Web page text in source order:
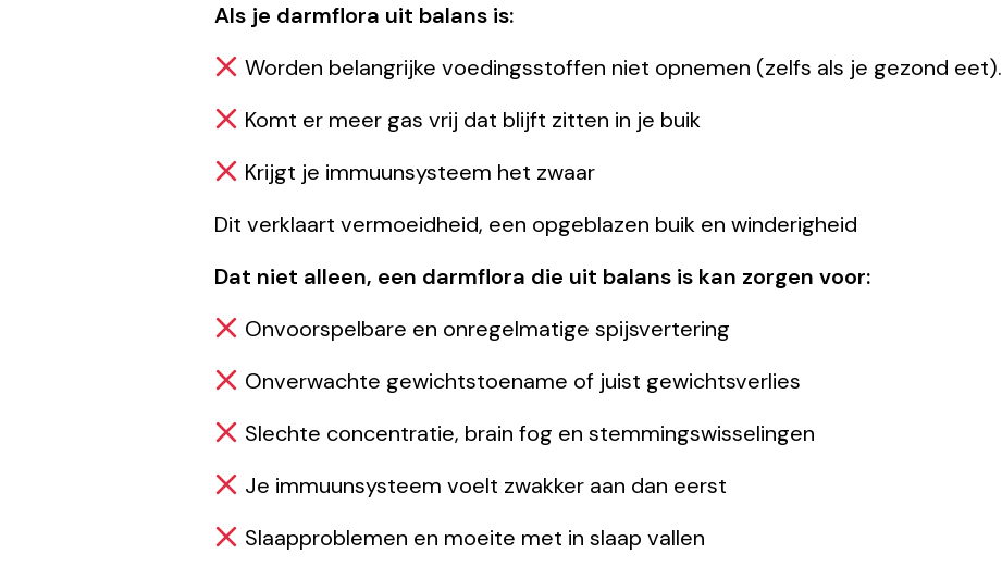
Als je darmflora uit balans is:
Worden belangrijke voedingsstoffen niet opnemen (zelfs als je gezond eet).
Komt er meer gas vrij dat blijft zitten in je buik
Krijgt je immuunsysteem het zwaar
Dit verklaart vermoeidheid, een opgeblazen buik en winderigheid
Dat niet alleen, een darmflora die uit balans is kan zorgen voor:
Onvoorspelbare en onregelmatige spijsvertering
Onverwachte gewichtstoename of juist gewichtsverlies
Slechte concentratie, brain fog en stemmingswisselingen
Je immuunsysteem voelt zwakker aan dan eerst
Slaapproblemen en moeite met in slaap vallen